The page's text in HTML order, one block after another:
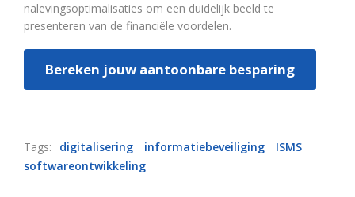
nalevingsoptimalisaties om een duidelijk beeld te
presenteren van de financiële voordelen.
Bereken jouw aantoonbare besparing
Tags: digitalisering informatiebeveiliging
ISMS
softwareontwikkeling